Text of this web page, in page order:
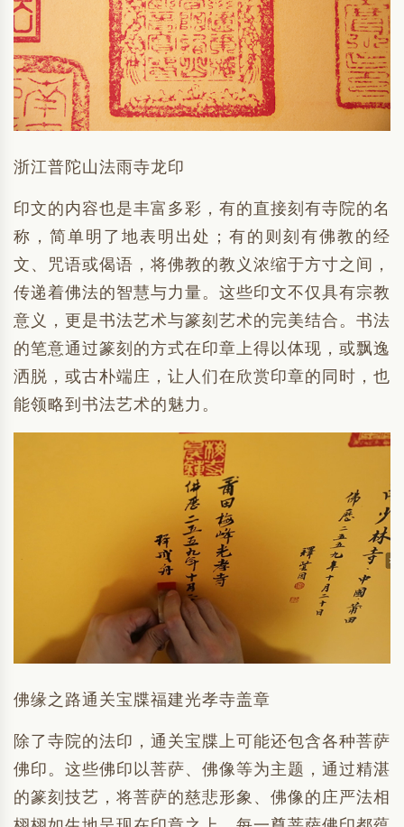
浙江普陀山法雨寺龙印
印文的内容也是丰富多彩，有的直接刻有寺院的名
称，简单明了地表明出处；有的则刻有佛教的经
文、咒语或偈语，将佛教的教义浓缩于方寸之间，
传递着佛法的智慧与力量。这些印文不仅具有宗教
意义，更是书法艺术与篆刻艺术的完美结合。书法
的笔意通过篆刻的方式在印章上得以体现，或飘逸
洒脱，或古朴端庄，让人们在欣赏印章的同时，也
能领略到书法艺术的魅力。
佛缘之路通关宝牒福建光孝寺盖章
除了寺院的法印，通关宝牒上可能还包含各种菩萨
佛印。这些佛印以菩萨、佛像等为主题，通过精湛
的篆刻技艺，将菩萨的慈悲形象、佛像的庄严法相